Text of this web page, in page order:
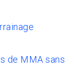
de MMA sans